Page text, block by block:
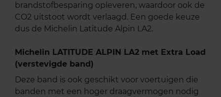
brandstofbesparing opleveren, waardoor ook de
CO2 uitstoot wordt verlaagd. Een goede keuze
dus de Michelin Latitude Alpin LA2.
Michelin LATITUDE ALPIN LA2 met Extra Load
(verstevigde band)
Deze band is ook geschikt voor voertuigen die
banden met een hoger draagvermogen nodig